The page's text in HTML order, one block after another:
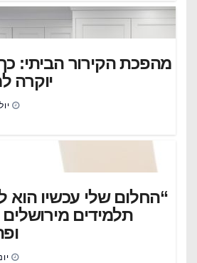
מהפכת הקירור הביתי:
יוקרה
יול 19, 2026
“החלום שלי עכשיו הוא
תלמידים מירושלים
יונ 26, 2026